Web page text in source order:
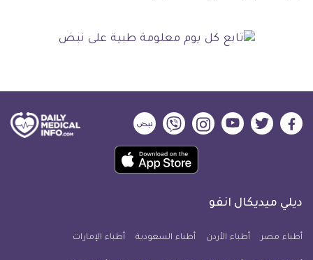
ديلي
فيسبوك
ديلي
تويتر
ديلي
ميديكال
يوتيوب
ديلي
ميديكال
انفو
ديلي
ميديكال
انفو
ديلي
ميديكال
انفو
حمل
تطبيق
معلومة
ديلي ميديكال انفو
أطباء مصر أطباء الأردن أطباء السعودية أطباء الإمارات